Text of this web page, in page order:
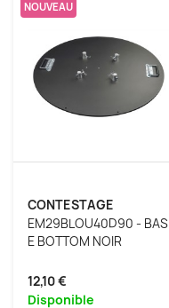
CONTESTAGE
EM29BLOU40D90 - BAS
E BOTTOM NOIR
12,10 €
Disponible
NOUVEAU